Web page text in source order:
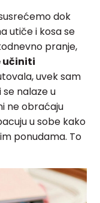
dok
utiče i kosa se
pranje,
učiniti
uvek sam
nalaze u
ne obraćaju
u sobe kako
ponudama. To